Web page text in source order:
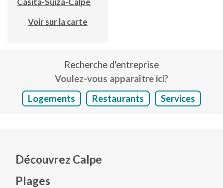
Voir sur la carte
Recherche d'entreprise
Voulez-vous apparaître ici?
Logements
Restaurants Services
Découvrez Calpe
Plages